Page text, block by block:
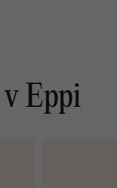
Eppi